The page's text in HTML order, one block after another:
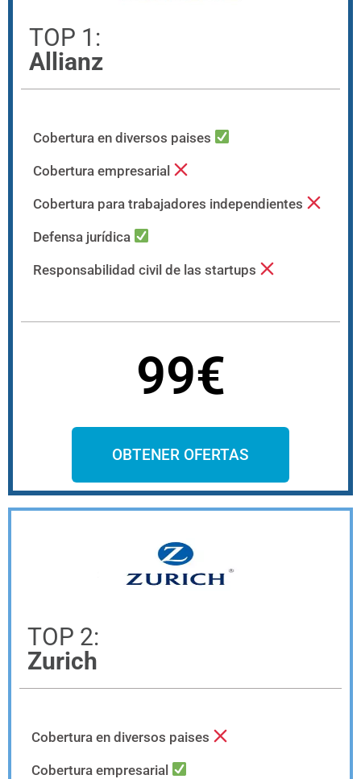
TOP 1:
Allianz
Cobertura en diversos paises
Cobertura empresarial
Cobertura para trabajadores independientes
Defensa jurídica
Responsabilidad civil de las startups
99€
OBTENER OFERTAS
TOP 2:
Zurich
Cobertura en diversos paises
Cobertura empresarial